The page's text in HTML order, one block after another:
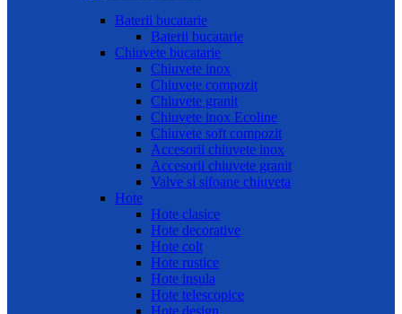
Baterii bucatarie
Baterii bucatarie
Chiuvete bucatarie
Chiuvete inox
Chiuvete compozit
Chiuvete granit
Chiuvete inox Ecoline
Chiuvete soft compozit
Accesorii chiuvete inox
Accesorii chiuvete granit
Valve si sifoane chiuveta
Hote
Hote clasice
Hote decorative
Hote colt
Hote rustice
Hote insula
Hote telescopice
Hote design